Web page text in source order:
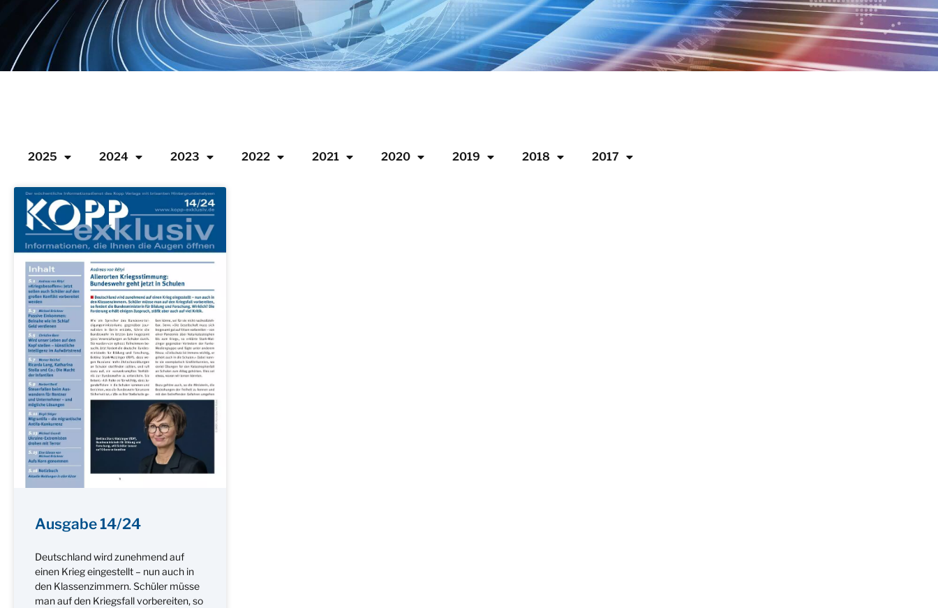
2025 2024 2023 2022 2021 2020 2019 2018 2017
Ausgabe 14/24
Deutschland wird zunehmend auf
einen Krieg eingestellt – nun auch in
den Klassenzimmern. Schüler müsse
man auf den Kriegsfall vorbereiten, so